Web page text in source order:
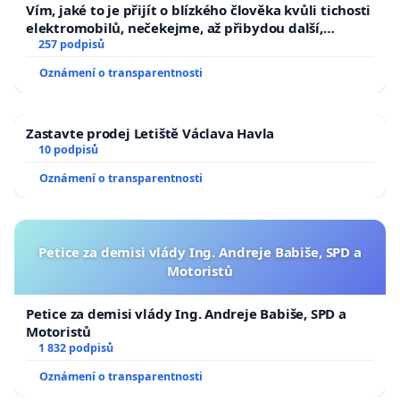
Vím, jaké to je přijít o blízkého člověka kvůli tichosti
elektromobilů, nečekejme, až přibydou další,
zaveďme slyšitelná auta!
257 podpisů
Oznámení o transparentnosti
Zastavte prodej Letiště Václava Havla
10 podpisů
Oznámení o transparentnosti
Petice za demisi vlády Ing. Andreje Babiše, SPD a
Motoristů
Petice za demisi vlády Ing. Andreje Babiše, SPD a
Motoristů
1 832 podpisů
Oznámení o transparentnosti